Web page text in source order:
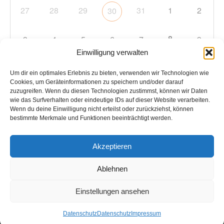
Einwilligung verwalten
Um dir ein optimales Erlebnis zu bieten, verwenden wir Technologien wie
Cookies, um Geräteinformationen zu speichern und/oder darauf
zuzugreifen. Wenn du diesen Technologien zustimmst, können wir Daten
wie das Surfverhalten oder eindeutige IDs auf dieser Website verarbeiten.
Wenn du deine Einwilligung nicht erteilst oder zurückziehst, können
bestimmte Merkmale und Funktionen beeinträchtigt werden.
Akzeptieren
Ablehnen
Einstellungen ansehen
DatenschutzDatenschutz Impressum
27 28 29 30 31 1 2
3 4 5 6 7 8 9
10 11 12 13 14 15
17 18 19 20 21 22 23
31 1 2 3 4 5 6